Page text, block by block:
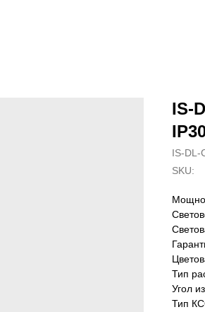
IS-
IS-DL-
SKU:
Тип
Угол
Тип